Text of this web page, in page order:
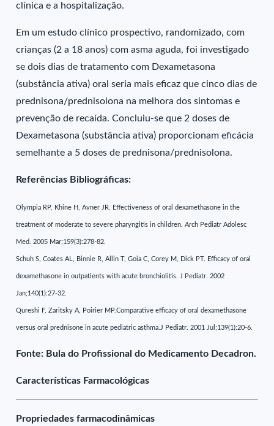
clínica e a hospitalização.
Em um estudo clínico prospectivo, randomizado, com
crianças (2 a 18 anos) com asma aguda, foi investigado
se dois dias de tratamento com Dexametasona
(substância ativa) oral seria mais eficaz que cinco dias de
prednisona/prednisolona na melhora dos sintomas e
prevenção de recaída. Concluiu-se que 2 doses de
Dexametasona (substância ativa) proporcionam eficácia
semelhante a 5 doses de prednisona/prednisolona.
Referências Bibliográficas:
Olympia RP, Khine H, Avner JR. Effectiveness of oral dexamethasone in the
treatment of moderate to severe pharyngitis in children. Arch Pediatr Adolesc
Med. 2005 Mar;159(3):278-82.
Schuh S, Coates AL, Binnie R, Allin T, Goia C, Corey M, Dick PT. Efficacy of oral
dexamethasone in outpatients with acute bronchiolitis. J Pediatr. 2002
Jan;140(1):27-32.
Qureshi F, Zaritsky A, Poirier MP.Comparative efficacy of oral dexamethasone
versus oral prednisone in acute pediatric asthma.J Pediatr. 2001 Jul;139(1):20-6.
Fonte: Bula do Profissional do Medicamento Decadron.
Características Farmacológicas
Propriedades farmacodinâmicas